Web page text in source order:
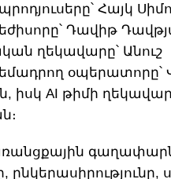
Հայկ
Դավիթ
ղեկավարը՝ Անուշ
օպերատորը՝
իսկ AI թիմի